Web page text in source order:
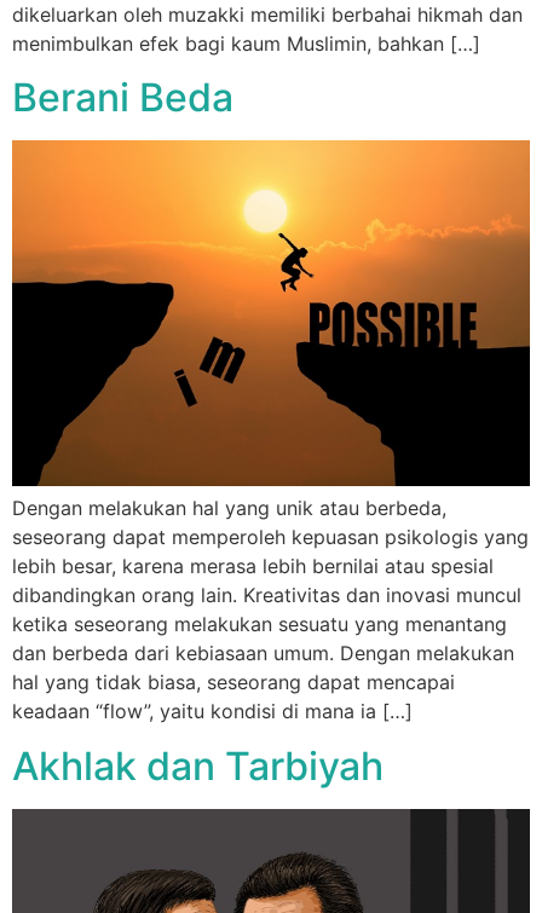
dikeluarkan oleh muzakki memiliki berbahai hikmah dan
menimbulkan efek bagi kaum Muslimin, bahkan […]
Berani Beda
Dengan melakukan hal yang unik atau berbeda,
seseorang dapat memperoleh kepuasan psikologis yang
lebih besar, karena merasa lebih bernilai atau spesial
dibandingkan orang lain. Kreativitas dan inovasi muncul
ketika seseorang melakukan sesuatu yang menantang
dan berbeda dari kebiasaan umum. Dengan melakukan
hal yang tidak biasa, seseorang dapat mencapai
keadaan “flow”, yaitu kondisi di mana ia […]
Akhlak dan Tarbiyah